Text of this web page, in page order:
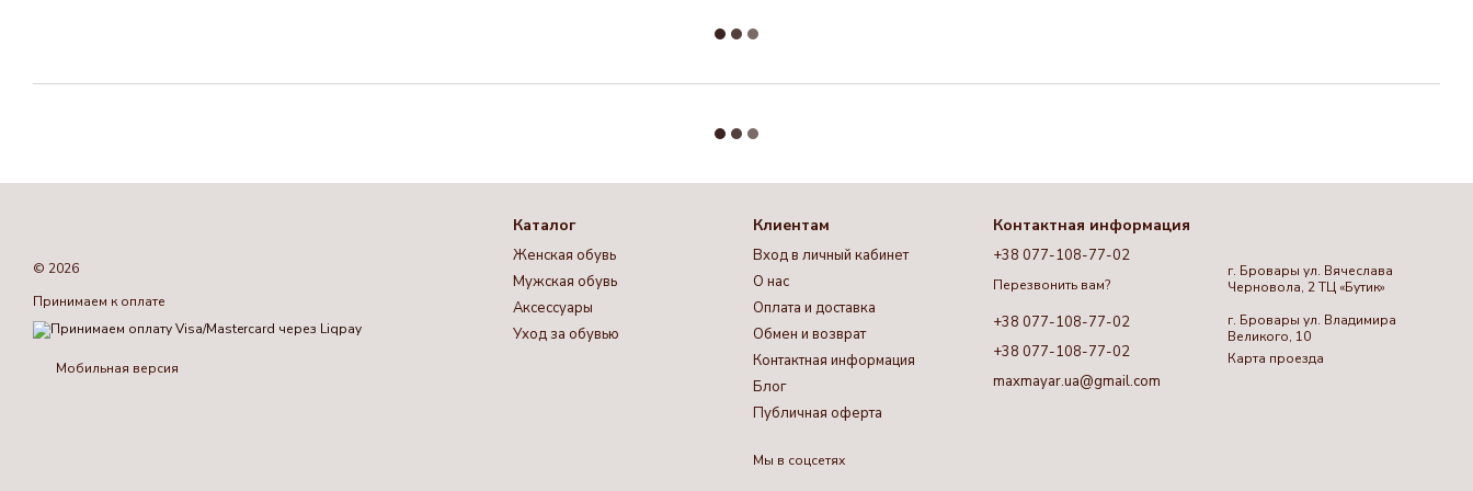
© 2026
Принимаем к оплате
Мобильная версия
Каталог
Женская обувь
Мужская обувь
Аксессуары
Уход за обувью
Клиентам
Вход в личный кабинет
О нас
Оплата и доставка
Обмен и возврат
Контактная информация
Блог
Публичная оферта
Мы в соцсетях
Контактная информация
+38 077-108-77-02
Перезвонить вам?
+38 077-108-77-02
+38 077-108-77-02
maxmayar.ua@gmail.com
г. Бровары ул. Вячеслава
Черновола, 2 ТЦ «Бутик»
г. Бровары ул. Владимира
Великого, 10
Карта проезда